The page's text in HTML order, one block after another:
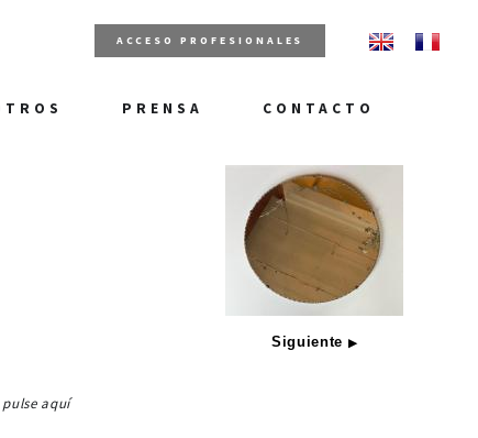
ACCESO PROFESIONALES
PRENSA CONTACTO
Siguiente ▶
aquí